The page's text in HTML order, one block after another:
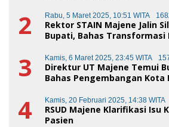
2 Rabu, 5 Maret 2025, 10:51 WITA
Rektor STAIN Majene Jalin
Bupati, Bahas Transformasi
3 Kamis, 6 Maret 2025, 23:45 WITA
Direktur UT Majene Temui
Bahas Pengembangan Kota
4 Kamis, 20 Februari 2025, 14:38 WITA
RSUD Majene Klarifikasi Isu
Pasien